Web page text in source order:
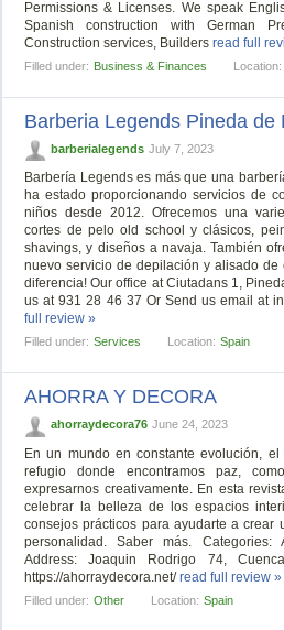
Permissions & Licenses. We speak
Spanish construction with German
Construction services, Buildersread full
Filled under: Business & Finances Location:
Barberia Legends Pineda de
barberialegends July 7, 2023
Barbería Legends es más que una
ha estado proporcionando servicios de
niños desde 2012. Ofrecemos una
cortes de pelo old school y clásicos,
shavings, y diseños a navaja. También
nuevo servicio de depilación y alisado de
diferencia! Our office at Ciutadans 1,
us at 931 28 46 37 Or Send us email at
full review »
Filled under: Services Location: Spain
AHORRA Y DECORA
ahorraydecora76 June 24, 2023
En un mundo en constante evolución,
refugio donde encontramos paz,
expresarnos creativamente. En esta
celebrar la belleza de los espacios
consejos prácticos para ayudarte a crear
personalidad. Saber más.
Address: Joaquin Rodrigo 74,
https://ahorraydecora.net/read full review »
Filled under: Other Location: Spain